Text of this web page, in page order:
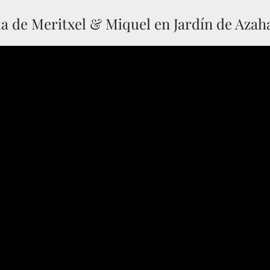
de Meritxel & Miquel en Jardín de